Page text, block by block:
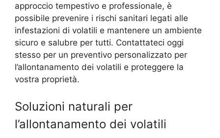
approccio tempestivo e professionale, è
possibile prevenire i rischi sanitari legati alle
infestazioni di volatili e mantenere un ambiente
sicuro e salubre per tutti. Contattateci oggi
stesso per un preventivo personalizzato per
l’allontanamento dei volatili e proteggere la
vostra proprietà.
Soluzioni naturali per
l’allontanamento dei volatili